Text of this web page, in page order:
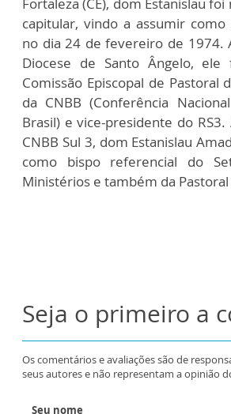
capitular, vindo a assumir como
no dia 24 de fevereiro de 1974.
Diocese de Santo Ângelo,
Comissão Episcopal de Pastoral
da CNBB (Conferência
Brasil) e vice-presidente do
CNBB Sul 3, dom Estanislau
como bispo referencial do
Ministérios e também da
Seja o primeiro a
Os comentários e avaliações são de
seus autores e não representam a opinião
Seu nome